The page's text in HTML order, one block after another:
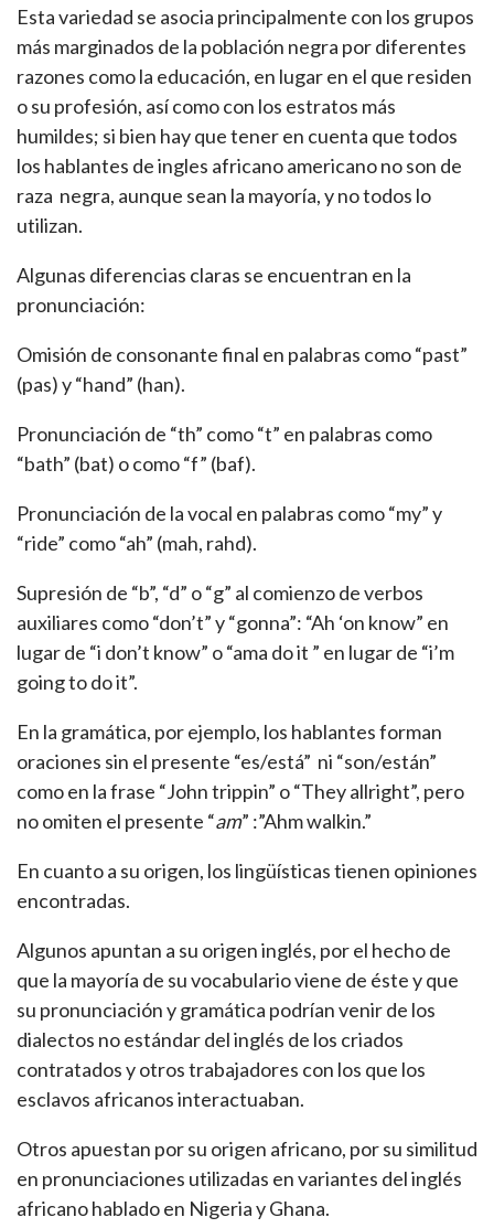
Esta variedad se asocia principalmente con los grupos
más marginados de la población negra por diferentes
razones como la educación, en lugar en el que residen
o su profesión, así como con los estratos más
humildes; si bien hay que tener en cuenta que todos
los hablantes de ingles africano americano no son de
raza negra, aunque sean la mayoría, y no todos lo
utilizan.
Algunas diferencias claras se encuentran en la
pronunciación:
Omisión de consonante final en palabras como “past”
(pas) y “hand” (han).
Pronunciación de “th” como “t” en palabras como
“bath” (bat) o como “f” (baf).
Pronunciación de la vocal en palabras como “my” y
“ride” como “ah” (mah, rahd).
Supresión de “b”, “d” o “g” al comienzo de verbos
auxiliares como “don’t” y “gonna”: “Ah ‘on know” en
lugar de “i don’t know” o “ama do it ” en lugar de “i’m
going to do it”.
En la gramática, por ejemplo, los hablantes forman
oraciones sin el presente “es/está” ni “son/están”
como en la frase “John trippin” o “They allright”, pero
no omiten el presente “am” :”Ahm walkin.”
En cuanto a su origen, los lingüísticas tienen opiniones
encontradas.
Algunos apuntan a su origen inglés, por el hecho de
que la mayoría de su vocabulario viene de éste y que
su pronunciación y gramática podrían venir de los
dialectos no estándar del inglés de los criados
contratados y otros trabajadores con los que los
esclavos africanos interactuaban.
Otros apuestan por su origen africano, por su similitud
en pronunciaciones utilizadas en variantes del inglés
africano hablado en Nigeria y Ghana.